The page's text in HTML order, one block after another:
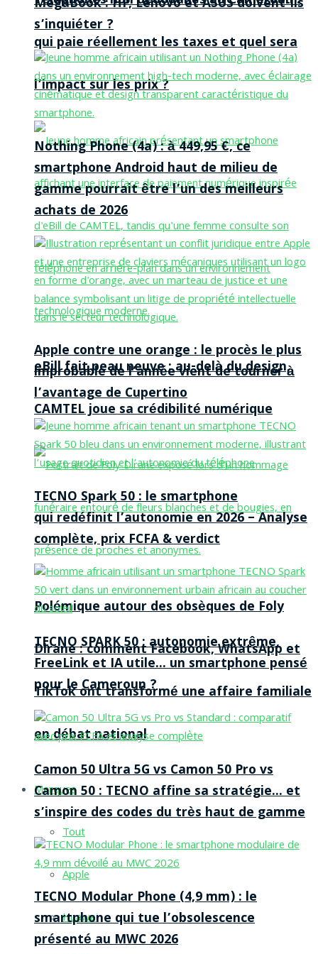
qui paie réellement les taxes et quel sera
l’impact sur les prix ?
eBill fait peau neuve : au-delà du design,
CAMTEL joue sa crédibilité numérique
Polémique autour des obsèques de Foly
Dirane : comment Facebook, WhatsApp et
TikTok ont transformé une affaire familiale
en débat national
Marques
Tout
Apple
Huawei
MegaBook : HP, Lenovo et ASUS doivent-ils
s’inquiéter ?
Nothing Phone (4a) : à 449,95 €, ce
smartphone Android haut de milieu de
gamme pourrait être l’un des meilleurs
achats de 2026
Apple contre une orange : le procès le plus
improbable de l’année vient de tourner à
l’avantage de Cupertino
TECNO Spark 50 : le smartphone
qui redéfinit l’autonomie en 2026 – Analyse
complète, prix FCFA & verdict
TECNO SPARK 50 : autonomie extrême,
FreeLink et IA utile… un smartphone pensé
pour le Cameroun ?
Camon 50 Ultra 5G vs Camon 50 Pro vs
Camon 50 : TECNO affine sa stratégie… et
s’inspire des codes du très haut de gamme
TECNO Modular Phone (4,9 mm) : le
smartphone qui tue l’obsolescence
présenté au MWC 2026